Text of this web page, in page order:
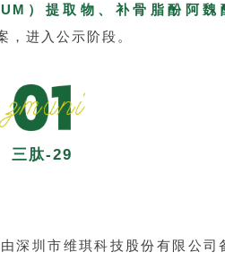
） 提取物、补骨脂酚阿
，进入公示阶段。
三肽-29
由深圳市维琪科技股份有限公司